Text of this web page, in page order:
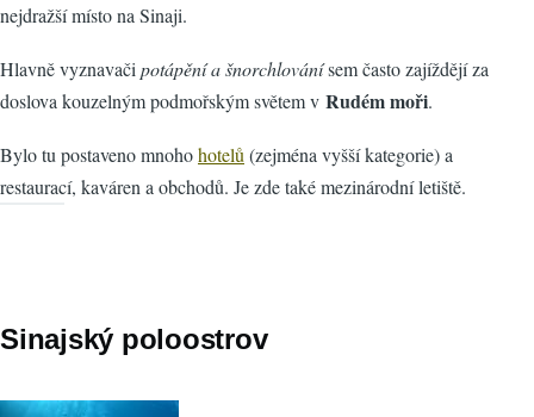
nejdražší místo na Sinaji.
Hlavně vyznavači potápění a šnorchlovánísem často zajíždějí za
doslova kouzelným podmořským světem v Rudém moři.
Bylo tu postaveno mnohohotelů (zejména vyšší kategorie) a
restaurací, kaváren a obchodů. Je zde také mezinárodní letiště.
Sinajský poloostrov